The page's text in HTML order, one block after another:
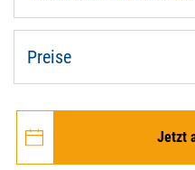
Preise
Jetzt